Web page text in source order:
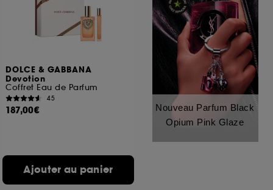
DOLCE & GABBANA
Devotion
Coffret Eau de Parfum
45
187,00€
Ajouter au panier
Nouveau Parfum Black
Opium Pink Glaze